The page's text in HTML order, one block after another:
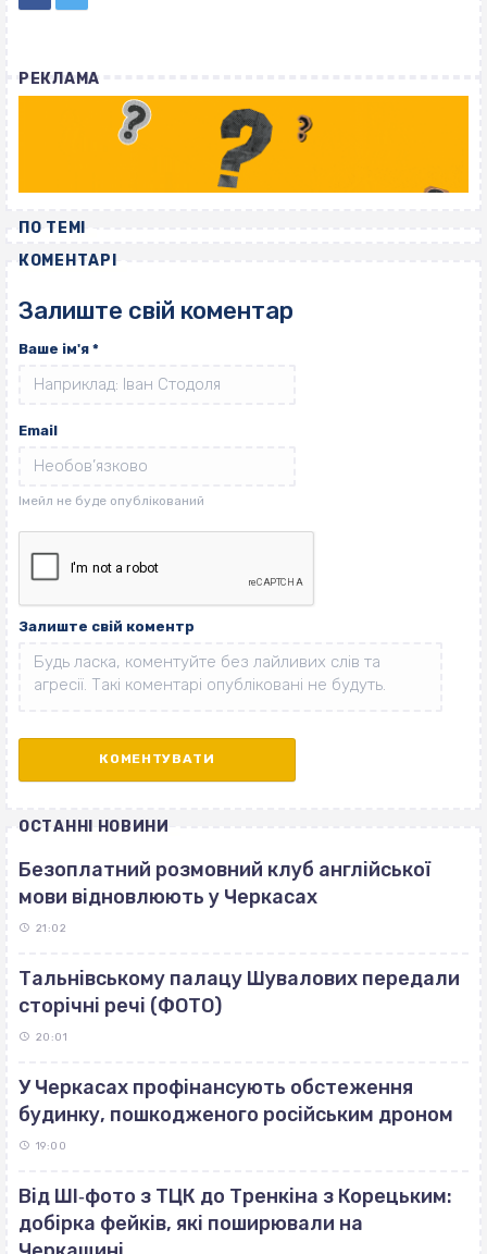
РЕКЛАМА
ПО ТЕМІ
КОМЕНТАРІ
Залиште свій коментар
Ваше ім'я *
Email
Залиште свій коментр
ОСТАННІ НОВИНИ
Безоплатний розмовний клуб англійської
мови відновлюють у Черкасах
21:02
Тальнівському палацу Шувалових передали
сторічні речі (ФОТО)
20:01
У Черкасах профінансують обстеження
будинку, пошкодженого російським дроном
19:00
Від ШІ‐фото з ТЦК до Тренкіна з Корецьким:
добірка фейків, які поширювали на